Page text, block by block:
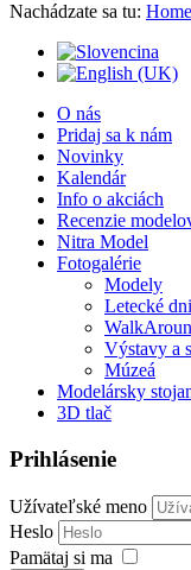
Nachádzate sa tu: Home
O nás
Pridaj sa k nám
Novinky
Kalendár
Info o akciách
Recenzie
Nitra Model
Fotogalérie
Modely
Letecké dni
Výstavy a
Múzeá
Modelársky
3D tlač
Prihlásenie
Užívateľské meno
Heslo
Pamätaj si ma